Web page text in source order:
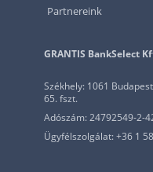
Partnereink
GRANTIS BankSelect
Székhely: 1061
65. fszt.
Adószám: 24792549-2-
Ügyfélszolgálat: +36 1